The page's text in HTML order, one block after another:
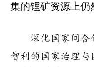
集的锂矿资源上仍
深化国家间合
智利的国家治理与